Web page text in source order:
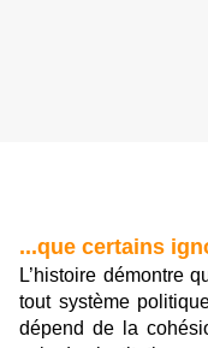
...que certains
L’histoire démontre
tout système
dépend de la